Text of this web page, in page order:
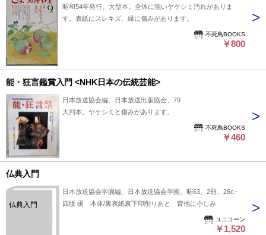
昭和54年発行。大型本。全体に強いヤケシミ汚れがありま
す。表紙にスレキズ、縁に傷みがあります。
不死鳥BOOKS
￥800
能・狂言鑑賞入門 <NHK日本の伝統芸能>
日本放送協会編、日本放送出版協会、79
大判本。ヤケシミと傷みがあります。
不死鳥BOOKS
￥460
仏典入門
仏典入門
日本放送協会学園編、日本放送協会学園、昭63、2冊、26cm
四版 函 本体/裏表紙裏下印削りあと 背他に小しみ
ユニコーン
￥1,520